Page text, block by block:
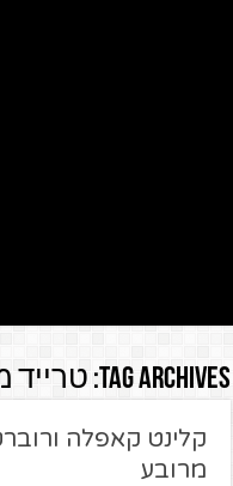
Tag Archives: טרייד
קלינט קאפלה
מרובע